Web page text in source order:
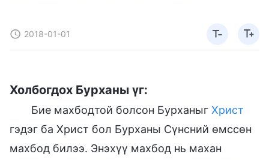
2018-01-01
Холбогдох Бурханы үг:
Бие махбодтой болсон Бурханыг Христ
гэдэг ба Христ бол Бурханы Сүнсний өмссөн
махбод билээ. Энэхүү махбод нь махан